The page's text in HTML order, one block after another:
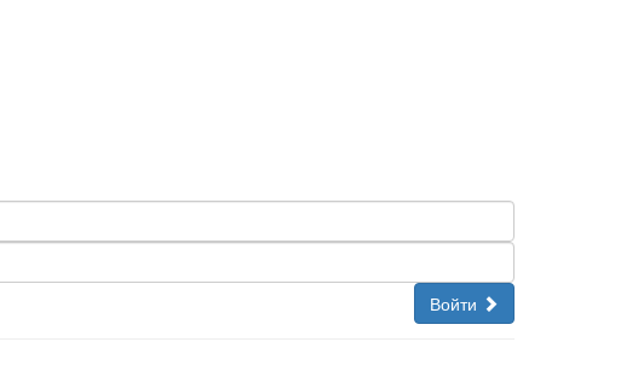
Войти